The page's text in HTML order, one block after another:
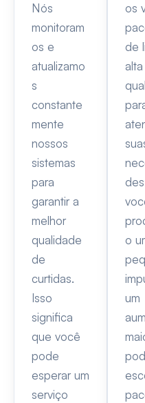
Nós
monitoram
os e
atualizamo
s
constante
mente
nossos
sistemas
para
garantir a
melhor
qualidade
de
curtidas.
Isso
significa
que você
pode
esperar um
serviço
os
de
alta
o
um